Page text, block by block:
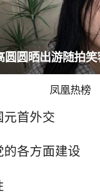
松弛
凤凰热榜
元首外交
的各方面建设